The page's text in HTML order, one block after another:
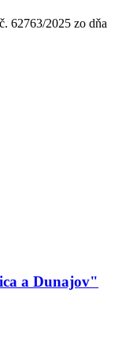
62763/2025 zo dňa
a Dunajov"